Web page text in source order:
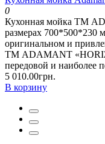
0
Кухонная мойка ТМ
размерах 700*500*230
оригинальном и
ТМ ADAMANT
передовой и наиболее
5 010.00грн.
В корзину